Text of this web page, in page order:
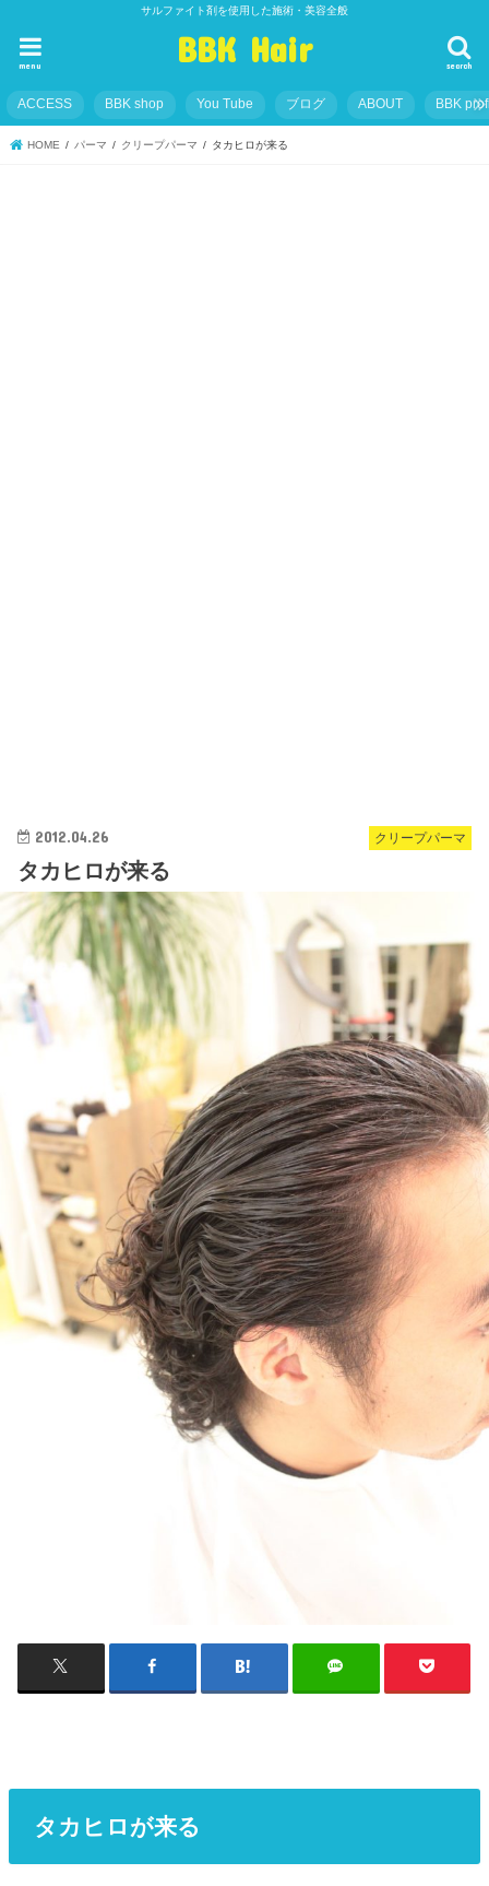
サルファイト剤を使用した施術・美容全般
BBK Hair search
menu
ACCESS BBK shop You Tube ブログ ABOUT BBK
HOME パーマ クリープパーマ タカヒロが来る
クリープパーマ
2012.04.26
タカヒロが来る
タカヒロが来る